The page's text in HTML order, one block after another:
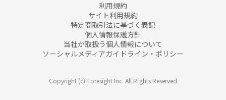
利用規約
サイト利用規約
特定商取引法に基づく表記
個人情報保護方針
当社が取扱う個人情報について
ソーシャルメディアガイドライン・ポリシー
Copyright (c) Foresight Inc. All Rights Reserved